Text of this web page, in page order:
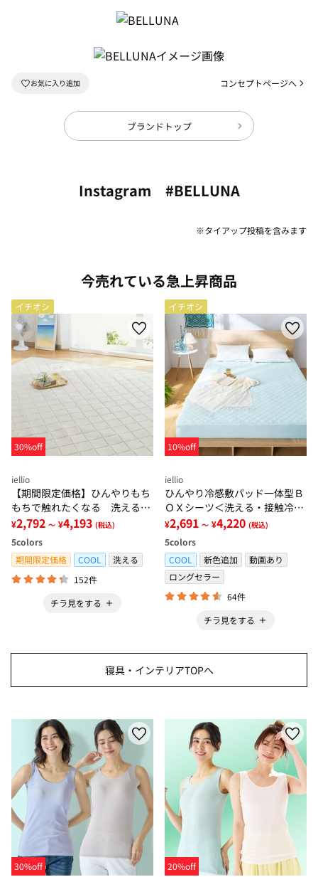
コンセプトページへ
ブランドトップ
Instagram #BELLUNA
※タイアップ投稿を含みます
今売れている急上昇商品
イチオシ
30%off
iellio
【期間限定価格】ひんやりもち
もちで触れたくなる 洗えるラ
グ＜低反発・滑りにくい・接触
冷感・防ダニ・カーペット＞
¥2,792 ～ ¥4,193 (税込)
5colors
期間限定価格
COOL
洗える
152件
チラ見をする
イチオシ
10%off
iellio
ひんやり冷感敷パッド一体型Ｂ
ＯＸシーツ＜洗える・接触冷
感・抗菌防臭・時短・家事楽・
ボックスシーツ・寝苦しさ対策
＞
¥2,691 ～ ¥4,220 (税込)
5colors
COOL
新色追加
動画あり
ロングセラー
64件
チラ見をする
寝具・インテリアTOPへ
30%off
20%off